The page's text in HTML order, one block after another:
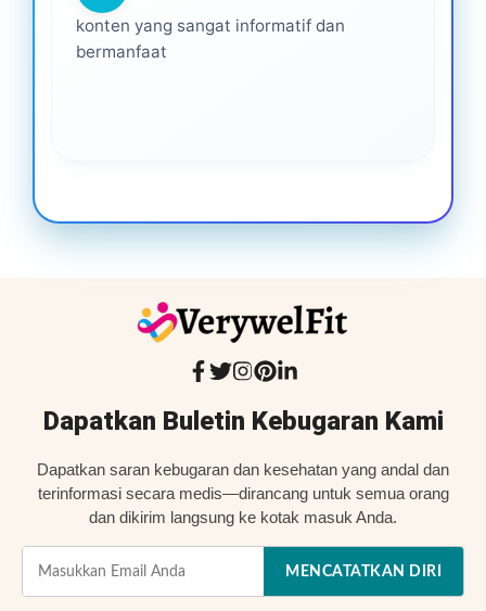
konten yang sangat informatif dan
bermanfaat
Dapatkan Buletin Kebugaran Kami
Dapatkan saran kebugaran dan kesehatan yang andal dan
terinformasi secara medis—dirancang untuk semua orang
dan dikirim langsung ke kotak masuk Anda.
MENCATATKAN DIRI